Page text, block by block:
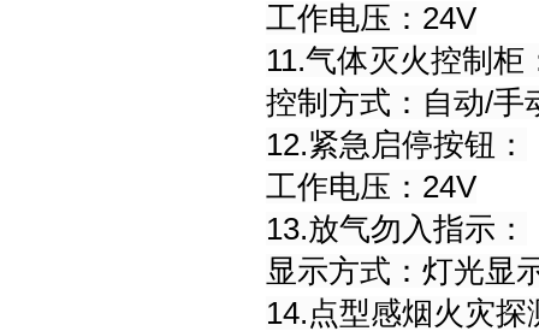
工作电压：24V
11.气体灭火控制
控制方式：自动/手
12.紧急启停按钮：
工作电压：24V
13.放气勿入指示：
显示方式：灯光显
14.点型感烟火灾探